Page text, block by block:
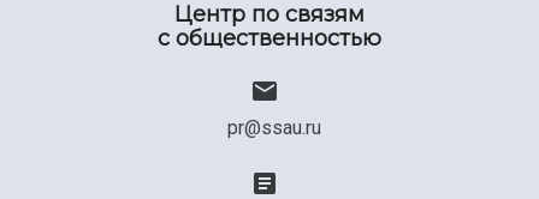
Центр по связям
с общественностью
pr@ssau.ru